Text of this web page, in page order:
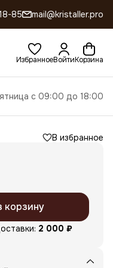
85 mail@kristaller.pro
ИзбранноеВойтиКорзина
с 09:00 до 18:00
В избранное
корзину
2 000 ₽